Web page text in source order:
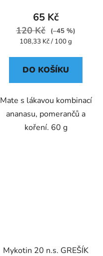
65 Kč
120 Kč
(–45 %)
Měrná
108,33 Kč / 100 g
DO KOŠÍKU
Mate s lákavou kombinací
ananasu, pomerančů a
koření. 60 g
Mykotin 20 n.s. GREŠÍK